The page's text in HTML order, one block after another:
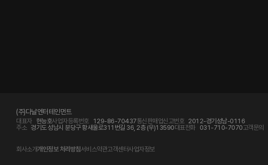
(주)다날엔터테인먼트
대표자 현능호사업자등록번호 129-86-70437통신판매업신고번호 2012-경기성남-0116
주소 경기도 성남시 분당구 황새울로311번길 36, 2층 (우)13590대표전화 031-710-7070고객문의
회사소개개인정보 처리방침서비스약관고객센터사업자정보